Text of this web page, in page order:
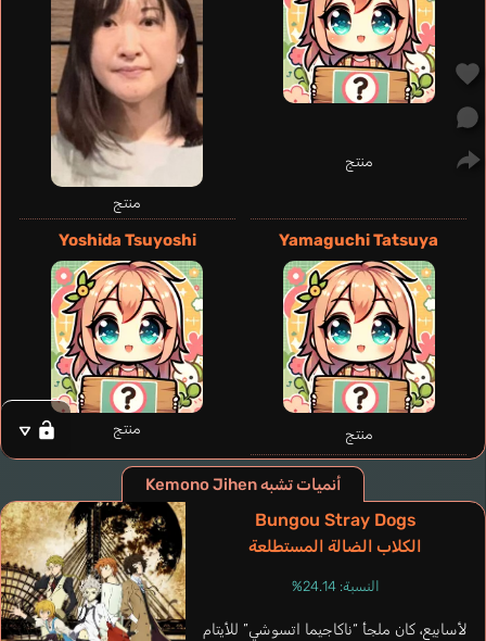
منتج
منتج
Yamaguchi Tatsuya
منتج
Yoshida Tsuyoshi
منتج
إنجليزي
Huicochea
Granja João
برتغالي
Tademaru Shiki
Hanae Natsuki
Kumai Motoko
أنميات تشبه Kemono Jihen
Bungou Stray Dogs
الكلاب الضالة المستطلعة
النسبة: 24.14%
لأسابيع، كان ملجأ “ناكاجيما اتسوشي” للأيتام